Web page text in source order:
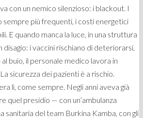
con un nemico silenzioso: i blackout. I
sempre più frequenti, i costi energetici
E quando manca la luce, in una struttura
disagio: i vaccini rischiano di deteriorarsi,
buio, il personale medico lavora in
sicurezza dei pazienti è a rischio.
lì, come sempre. Negli anni aveva già
quel presidio — con un’ambulanza
sanitaria del team Burkina Kamba, con gli